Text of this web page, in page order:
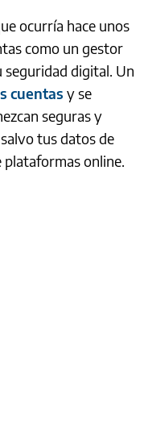
ocurría hace unos
como un gestor
digital. Un
cuentas y se
seguras y
tus datos de
plataformas online.